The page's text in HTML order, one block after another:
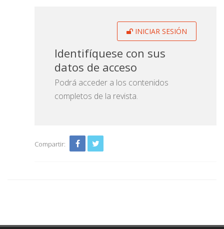
INICIAR SESIÓN
Identifíquese con sus
datos de acceso
Podrá acceder a los contenidos
completos de la revista.
Compartir: